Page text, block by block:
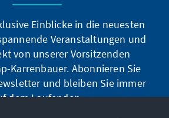
Einblicke in die neuesten
Veranstaltungen und
von unserer Vorsitzenden
Karrenbauer. Abonnieren Sie
und bleiben Sie immer
dem Laufenden.